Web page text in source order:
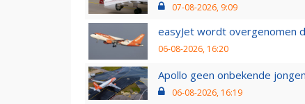
07-08-2026, 9:09
easyJet wordt overgenomen
06-08-2026, 16:20
Apollo geen onbekende
06-08-2026, 16:19